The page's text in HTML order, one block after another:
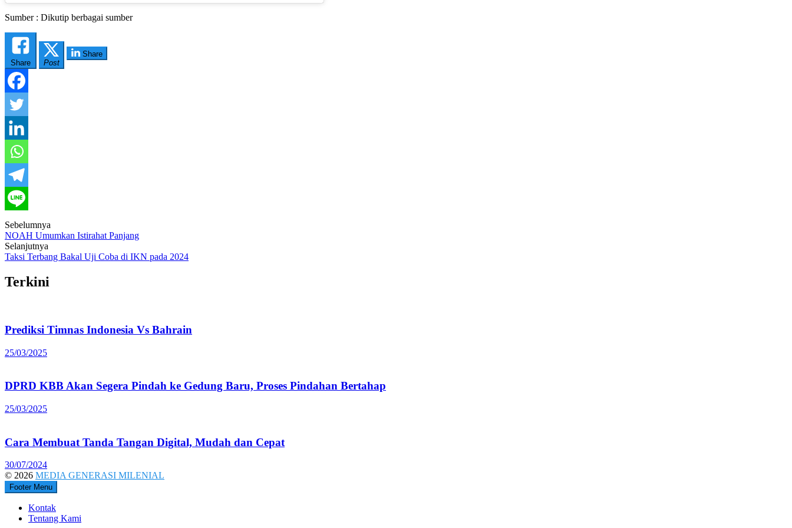
Sumber : Dikutip berbagai sumber
Share Post
Share
Post
navigation
Sebelumnya
NOAH Umumkan Istirahat Panjang
Selanjutnya
Taksi Terbang Bakal Uji Coba di IKN pada 2024
Terkini
Prediksi Timnas Indonesia Vs Bahrain
25/03/2025
DPRD KBB Akan Segera Pindah ke Gedung Baru, Proses Pindahan Bertahap
25/03/2025
Cara Membuat Tanda Tangan Digital, Mudah dan Cepat
30/07/2024
© 2026 MEDIA GENERASI MILENIAL
Footer Menu
Kontak
Tentang Kami